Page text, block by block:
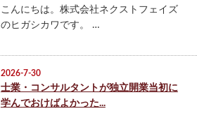
こんにちは。株式会社ネクストフェイズ
のヒガシカワです。 …
2026-7-30
士業・コンサルタントが独立開業当初に
学んでおけばよかった...